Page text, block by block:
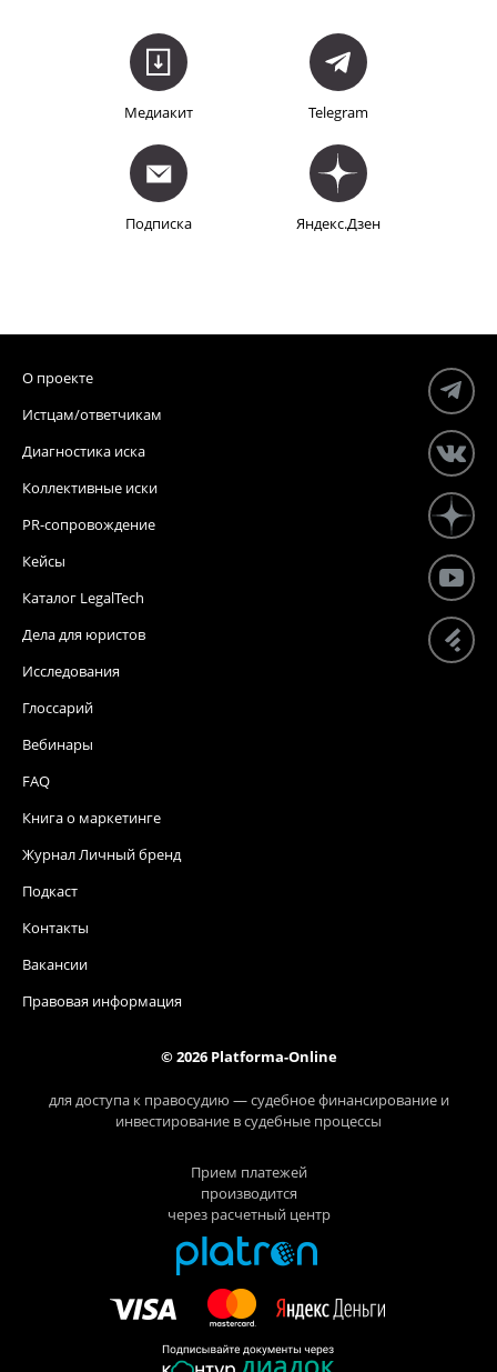
Медиакит Telegram
Подписка Яндекс.Дзен
О проекте
Истцам/ответчикам
Диагностика иска
Коллективные иски
PR-сопровождение
Кейсы
Каталог LegalTech
Дела для юристов
Исследования
Глоссарий
Вебинары
FAQ
Книга о маркетинге
Журнал Личный бренд
Подкаст
Контакты
Вакансии
Правовая информация
© 2026 Platforma-Online
для доступа к правосудию — судебное финансирование и
инвестирование в судебные процессы
Прием платежей
производится
через расчетный центр